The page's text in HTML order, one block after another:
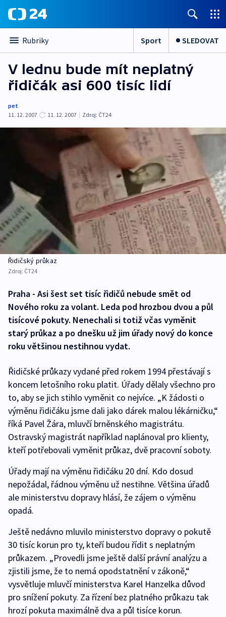
Rubriky Sport SLEDOVAT
V lednu bude mít neplatný
řidičák asi 600 tisíc lidí
pet
11. 12. 2007
11. 12. 2007 | Zdroj: ČT24
Řidičský průkaz
Zdroj: ČT24
Praha - Asi šest set tisíc řidičů nebude smět od
Nového roku za volant. Leda pod hrozbou dvou a půl
tisícové pokuty. Nenechali si totiž včas vyměnit
starý průkaz a po dnešku už jim úřady nový do konce
roku většinou nestihnou vydat.
Řidičské průkazy vydané před rokem 1994 přestávají s
koncem letošního roku platit. Úřady dělaly všechno pro
to, aby se jich stihlo vyměnit co nejvíce. „K žádosti o
výměnu řidičáku jsme dali jako dárek malou lékárničku,“
říká Pavel Žára, mluvčí brněnského magistrátu.
Ostravský magistrát například naplánoval pro klienty,
kteří potřebovali vyměnit průkaz, dvě pracovní soboty.
Úřady mají na výměnu řidičáku 20 dní. Kdo dosud
nepožádal, řádnou výměnu už nestihne. Většina úřadů
ale ministerstvu dopravy hlásí, že zájem o výměnu
opadá.
Ještě nedávno mluvilo ministerstvo dopravy o pokutě
30 tisíc korun pro ty, kteří budou řídit s neplatným
průkazem. „Provedli jsme ještě další právní analýzu a
zjistili jsme, že to nemá opodstatnění v zákoně,“
vysvětluje mluvčí ministerstva Karel Hanzelka důvod
pro snížení pokuty. Za řízení bez platného průkazu tak
hrozí pokuta maximálně dva a půl tisíce korun.